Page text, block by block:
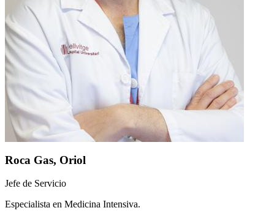
Roca Gas, Oriol
Jefe de Servicio
Especialista en Medicina Intensiva.